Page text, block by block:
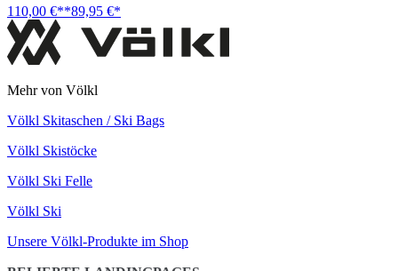
110,00 €**89,95 €*
Mehr von Völkl
Völkl Skitaschen / Ski Bags
Völkl Skistöcke
Völkl Ski Felle
Völkl Ski
Unsere Völkl-Produkte im Shop